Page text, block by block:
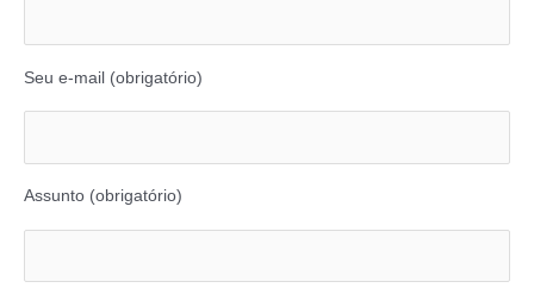
Seu e-mail (obrigatório)
Assunto (obrigatório)